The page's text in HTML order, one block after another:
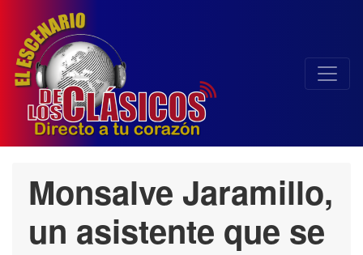
Monsalve Jaramillo,
un asistente que se